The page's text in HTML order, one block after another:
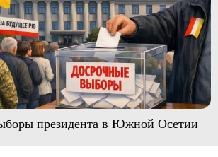
президента в Южной Осетии